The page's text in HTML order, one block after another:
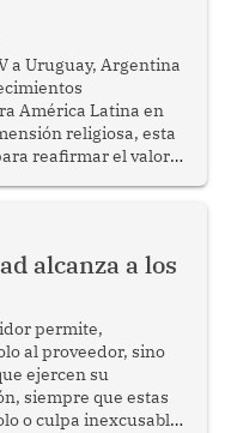
a Uruguay, Argentina
América Latina en
religiosa, esta
reafirmar el valor
cohesión
alcanza a los
permite,
al proveedor, sino
ejercen su
siempre que estas
o culpa inexcusable